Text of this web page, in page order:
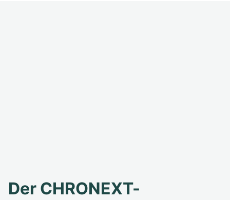
Der CHRONEXT-